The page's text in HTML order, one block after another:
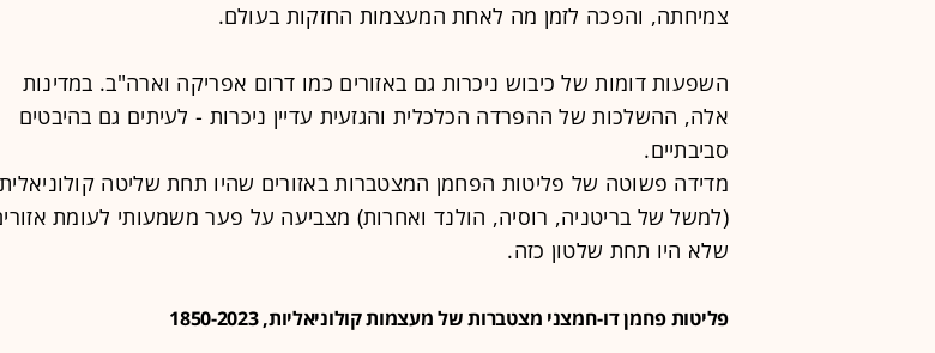
צמיחתה, והפכה לזמן מה לאחת המעצמות החזקות בעולם.
השפעות דומות של כיבוש ניכרות גם באזורים כמו דרום אפריקה וארה"ב. במדינות
אלה, ההשלכות של ההפרדה הכלכלית והגזעית עדיין ניכרות - לעיתים גם בהיבטים
סביבתיים.
מדידה פשוטה של פליטות הפחמן המצטברות באזורים שהיו תחת שליטה קולוניאלית
(למשל של בריטניה, רוסיה, הולנד ואחרות) מצביעה על פער משמעותי לעומת
שלא היו תחת שלטון כזה.
פליטות פחמן דו-חמצני מצטברות של מעצמות קולוניאליות, 1850-2023